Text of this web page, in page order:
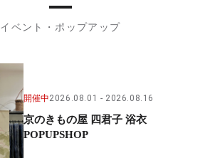
イベント・ポップアップ
開催中2026.08.01 2026.08.16
京のきもの屋 四君子 浴衣
POPUPSHOP